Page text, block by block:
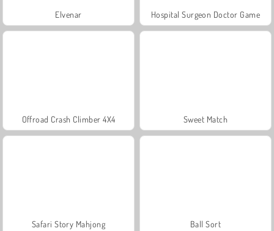
Elvenar Hospital Surgeon Doctor Game
Offroad Crash Climber 4X4 Sweet Match
Safari Story Mahjong Ball Sort